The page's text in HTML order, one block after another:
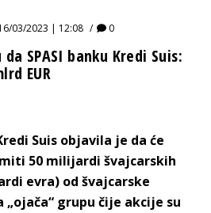
03/2023 | 12:08 0
SPASI banku Kredi Suis:
EUR
Suis objavila je da će
50 milijardi švajcarskih
evra) od švajcarske
grupu čije akcije su